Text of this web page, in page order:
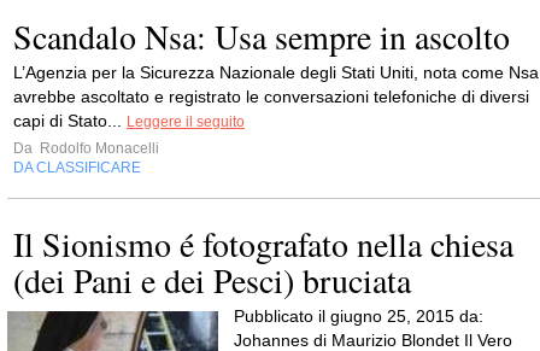
Scandalo Nsa: Usa sempre in ascolto
L’Agenzia per la Sicurezza Nazionale degli Stati Uniti, nota come
avrebbe ascoltato e registrato le conversazioni telefoniche di diversi
capi di Stato...
Leggere il seguito
Da Rodolfo Monacelli
DA CLASSIFICARE
Il Sionismo é fotografato nella chiesa
(dei Pani e dei Pesci) bruciata
Pubblicato il giugno 25, 2015 da:
Johannes di Maurizio Blondet Il Vero